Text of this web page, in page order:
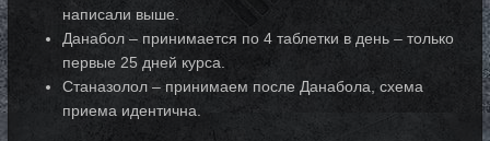
написали выше.
Данабол – принимается по 4 таблетки в день – только
первые 25 дней курса.
Станазолол – принимаем после Данабола, схема
приема идентична.